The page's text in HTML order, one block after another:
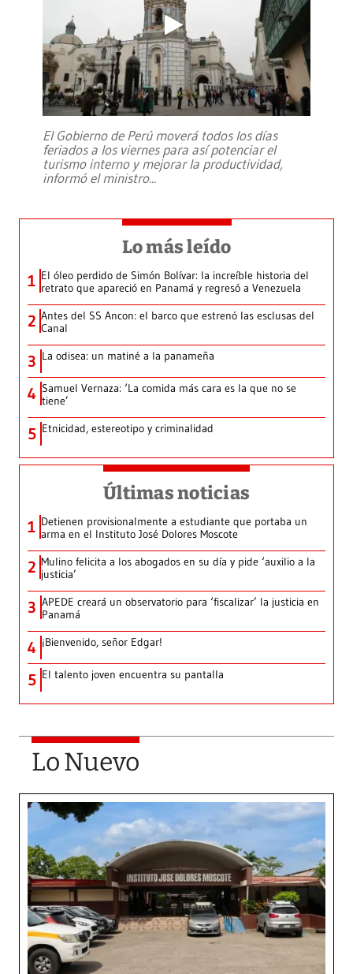
El Gobierno de Perú moverá todos los días
feriados a los viernes para así potenciar el
turismo interno y mejorar la productividad,
informó el ministro...
Lo más leído
1 El óleo perdido de Simón Bolívar: la increíble historia del
retrato que apareció en Panamá y regresó a Venezuela
2 Antes del SS Ancon: el barco que estrenó las esclusas del
Canal
3 La odisea: un matiné a la panameña
4 Samuel Vernaza: ‘La comida más cara es la que no se
tiene’
5 Etnicidad, estereotipo y criminalidad
Últimas noticias
1 Detienen provisionalmente a estudiante que portaba un
arma en el Instituto José Dolores Moscote
2 Mulino felicita a los abogados en su día y pide ‘auxilio a la
justicia’
3 APEDE creará un observatorio para ‘fiscalizar’ la justicia en
Panamá
4 ¡Bienvenido, señor Edgar!
5 El talento joven encuentra su pantalla​
Lo Nuevo